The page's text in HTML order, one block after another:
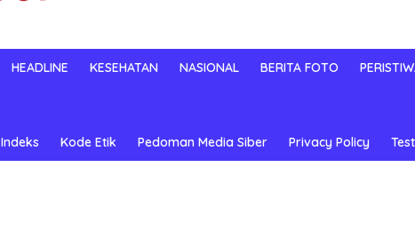
HEADLINE KESEHATAN NASIONAL BERITA FOTO
Indeks Kode Etik Pedoman Media Siber Privacy Policy